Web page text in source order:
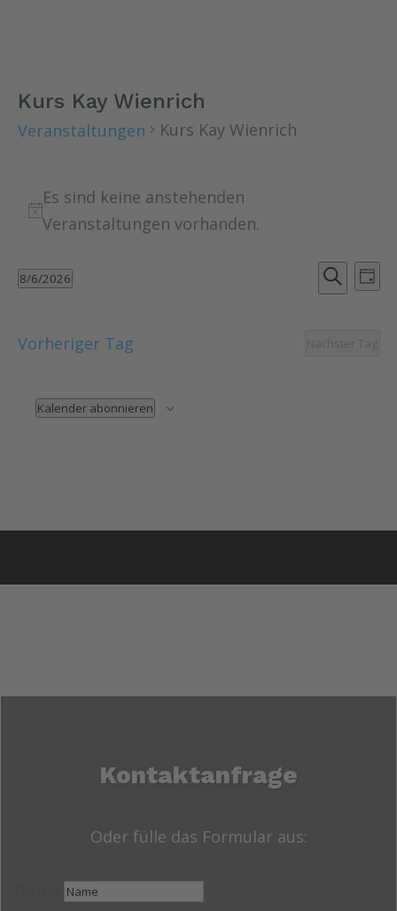
Kurs Kay Wienrich
Veranstaltungen Kurs Kay Wienrich
für
6
2026
Hinweis
Es sind keine anstehenden
Veranstaltungen vorhanden.
Suche
Suche
Tag
8/6/2026
Vorheriger Tag
Kalender abonnieren
Kontaktanfrage
Oder fülle das Formular aus: